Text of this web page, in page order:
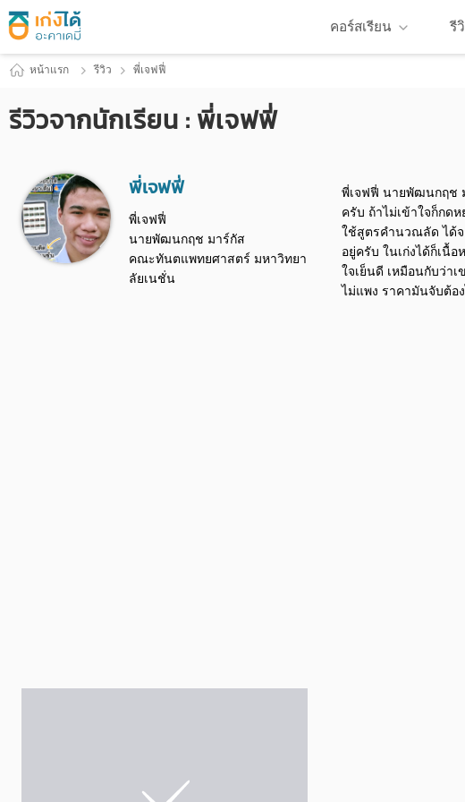
คอร์สเรียน รี
หน้าแรก รีวิว พี่เจฟฟี่
รีวิวจากนักเรียน : พี่เจฟฟี่
พี่เจฟฟี่
พี่เจฟฟี่
นายพัฒนกฤช มาร์กัส
คณะทันตแพทยศาสตร์ มหาวิทยา
ลัยเนชั่น
พี่เจฟฟี่ นายพัฒนกฤช
ครับ ถ้าไม่เข้าใจก็กด
ใช้สูตรคำนวณลัด ได้จ
อยู่ครับ ในเก่งได้ก็เนื้
ใจเย็นดี เหมือนกับว่า
ไม่แพง ราคามันจับต้อ